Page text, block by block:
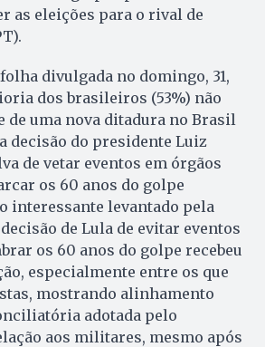
as eleições para o rival de
divulgada no domingo, 31,
dos brasileiros (53%) não
de uma nova ditadura no Brasil
decisão do presidente Luiz
de vetar eventos em órgãos
os 60 anos do golpe
interessante levantado pela
de Lula de evitar eventos
os 60 anos do golpe recebeu
especialmente entre os que
mostrando alinhamento
adotada pelo
aos militares, mesmo após